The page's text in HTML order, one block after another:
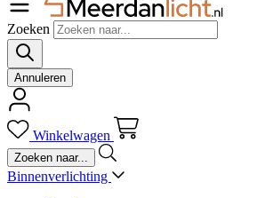
Zoeken
Annuleren
Winkelwagen
Binnenverlichting